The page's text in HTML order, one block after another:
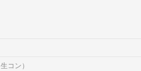
コン）